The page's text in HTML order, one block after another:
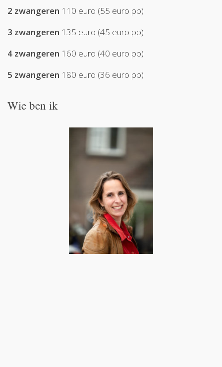
2 zwangeren 110 euro (55 euro pp)
3 zwangeren 135 euro (45 euro pp)
4 zwangeren 160 euro (40 euro pp)
5 zwangeren 180 euro (36 euro pp)
Wie ben ik